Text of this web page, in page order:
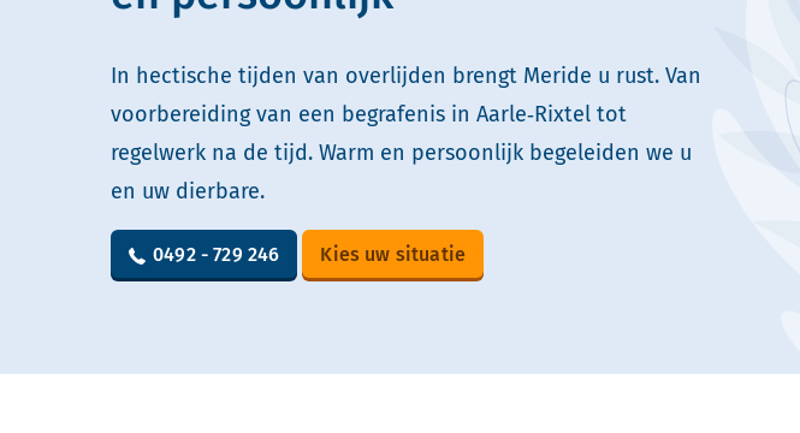
In hectische tijden van overlijden brengt Meride u rust. Van
voorbereiding van een begrafenis in Aarle‑Rixtel tot
regelwerk na de tijd. Warm en persoonlijk begeleiden we u
en uw dierbare.
0492 - 729 246 Kies uw situatie